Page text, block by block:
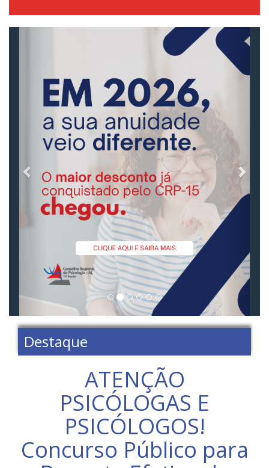
Destaque
ATENÇÃO
PSICÓLOGAS E
PSICÓLOGOS!
Concurso Público para